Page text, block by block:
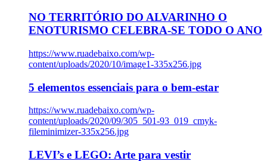
NO TERRITÓRIO DO ALVARINHO O
ENOTURISMO CELEBRA-SE TODO O ANO
https://www.ruadebaixo.com/wp-
content/uploads/2020/10/image1-335x256.jpg
5 elementos essenciais para o bem-estar
https://www.ruadebaixo.com/wp-
content/uploads/2020/09/305_501-93_019_cmyk-
fileminimizer-335x256.jpg
LEVI’s e LEGO: Arte para vestir